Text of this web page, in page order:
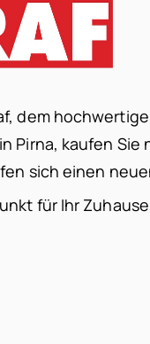
dem
Pirna, kaufen Sie
sich einen
für Ihr